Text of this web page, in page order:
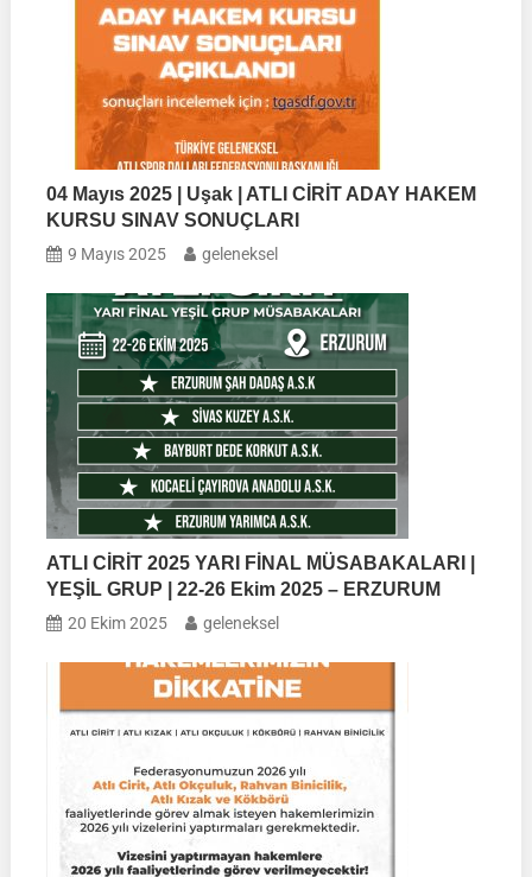
04 Mayıs 2025 | Uşak | ATLI CİRİT ADAY HAKEM
KURSU SINAV SONUÇLARI
9 Mayıs 2025 geleneksel
ATLI CİRİT 2025 YARI FİNAL MÜSABAKALARI |
YEŞİL GRUP | 22-26 Ekim 2025 – ERZURUM
20 Ekim 2025 geleneksel